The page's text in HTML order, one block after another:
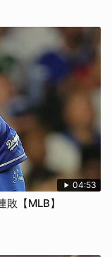
04:53
【MLB】